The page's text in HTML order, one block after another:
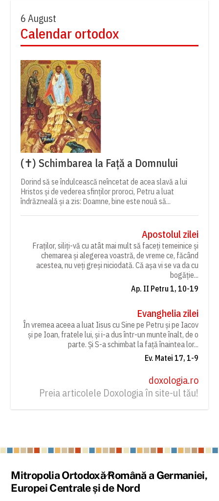
6 August
Calendar ortodox
(✝) Schimbarea la Față a Domnului
Dorind să se îndulcească neîncetat de acea slavă a lui
Hristos și de vederea sfinților proroci, Petru a luat
îndrăzneală și a zis: Doamne, bine este nouă să...
Apostolul zilei
Fraților, siliți-vă cu atât mai mult să faceți temeinice și
chemarea și alegerea voastră, de vreme ce, făcând
acestea, nu veți greși niciodată. Că așa vi se va da cu
bogăție...
Ap. II Petru 1, 10-19
Evanghelia zilei
În vremea aceea a luat Iisus cu Sine pe Petru și pe Iacov
și pe Ioan, fratele lui, și i-a dus într-un munte înalt, de o
parte. Și S-a schimbat la față înaintea lor...
Ev. Matei 17, 1-9
doxologia.ro
Preia articolele Doxologia în site-ul tău!
Back
To
Mitropolia Ortodoxă Română a Germaniei,
Europei Centrale și de Nord